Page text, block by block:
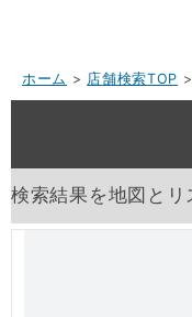
ホーム > 店舗検索TOP
検索結果を地図と